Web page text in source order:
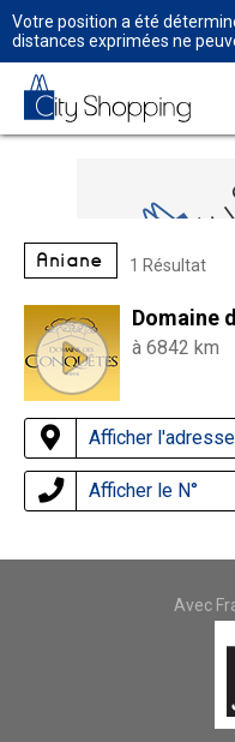
Votre position a été
distances exprimées ne
Aniane 1 Résultat
Domaine
à 6842 km
Afficher l'adresse
Afficher le N°
Avec